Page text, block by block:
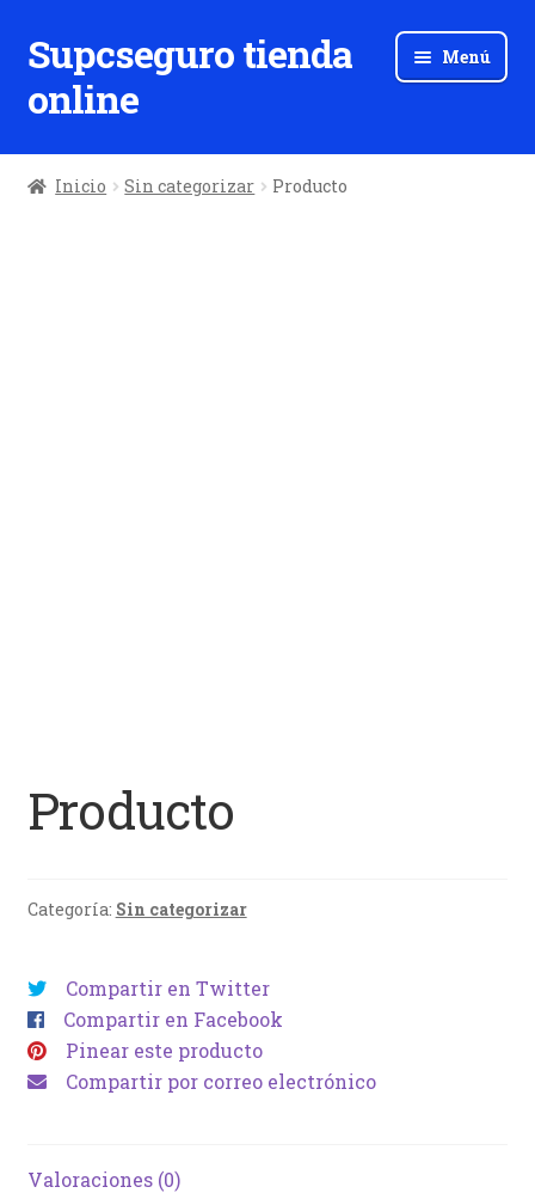
Ir
a
la
Ir
al
contenido
Supcseguro tienda
online
Menú
Inicio Sin categorizar Producto
Producto
Categoría: Sin categorizar
Compartir en Twitter
Compartir en Facebook
Pinear este producto
Compartir por correo electrónico
Valoraciones (0)